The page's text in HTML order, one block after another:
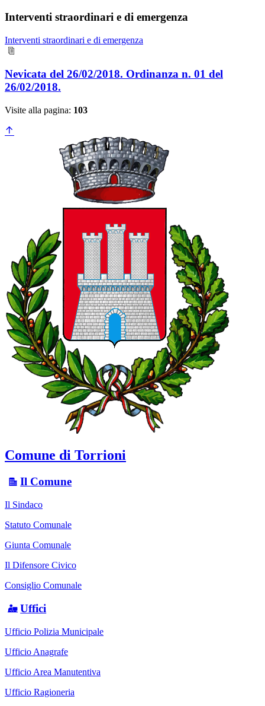
Interventi straordinari e di emergenza
Interventi straordinari e di emergenza
Nevicata del 26/02/2018. Ordinanza n. 01 del
26/02/2018.
Visite alla pagina: 103
Comune di Torrioni
Il Comune
Il Sindaco
Statuto Comunale
Giunta Comunale
Il Difensore Civico
Consiglio Comunale
Uffici
Ufficio Polizia Municipale
Ufficio Anagrafe
Ufficio Area Manutentiva
Ufficio Ragioneria